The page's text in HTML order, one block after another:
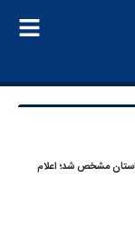
امتحانات نهایی این ۴ استان مشخص شد؛ اعلام